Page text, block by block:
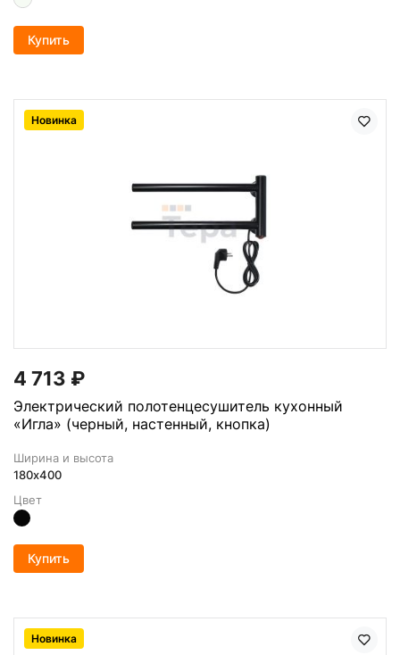
Купить
Новинка
4 713 ₽
Электрический полотенцесушитель кухонный
«Игла» (черный, настенный, кнопка)
Ширина и высота
180х400
Цвет
Купить
Новинка